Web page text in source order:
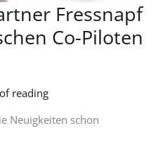
Fressnapf
Co-Piloten
reading
Neuigkeiten schon